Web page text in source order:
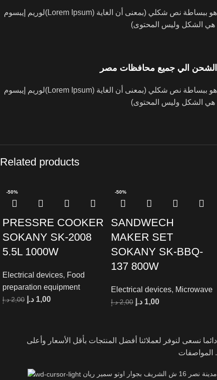
لوريم إيبسوم(Lorem Ipsum) هو ببساطة نص شكلي (بمعنى أن الغاية
الشحن الي جميع محافظات مصر
لوريم إيبسوم(Lorem Ipsum) هو ببساطة نص شكلي (بمعنى أن الغاية
Related products
-50%
PRESSRE COOKER
SOKANY SK-2008
5.5L 1000W
Electrical devices, Food
preparation equipment
2,00 د.إ 1,00 د.إ
-50%
SANDWECH
MAKER SET
SOKANY SK-BBQ-
137 800W
Electrical devices, Microwave
2,00 د.إ 1,00 د.إ
دائما نسعى لنوفر لعملائنا أفضل المنتجات بأقل الأسعار وأعلى
المواصفات .
مدينة نصر 16 ش الشريف بجوار اوتو سمير ريان